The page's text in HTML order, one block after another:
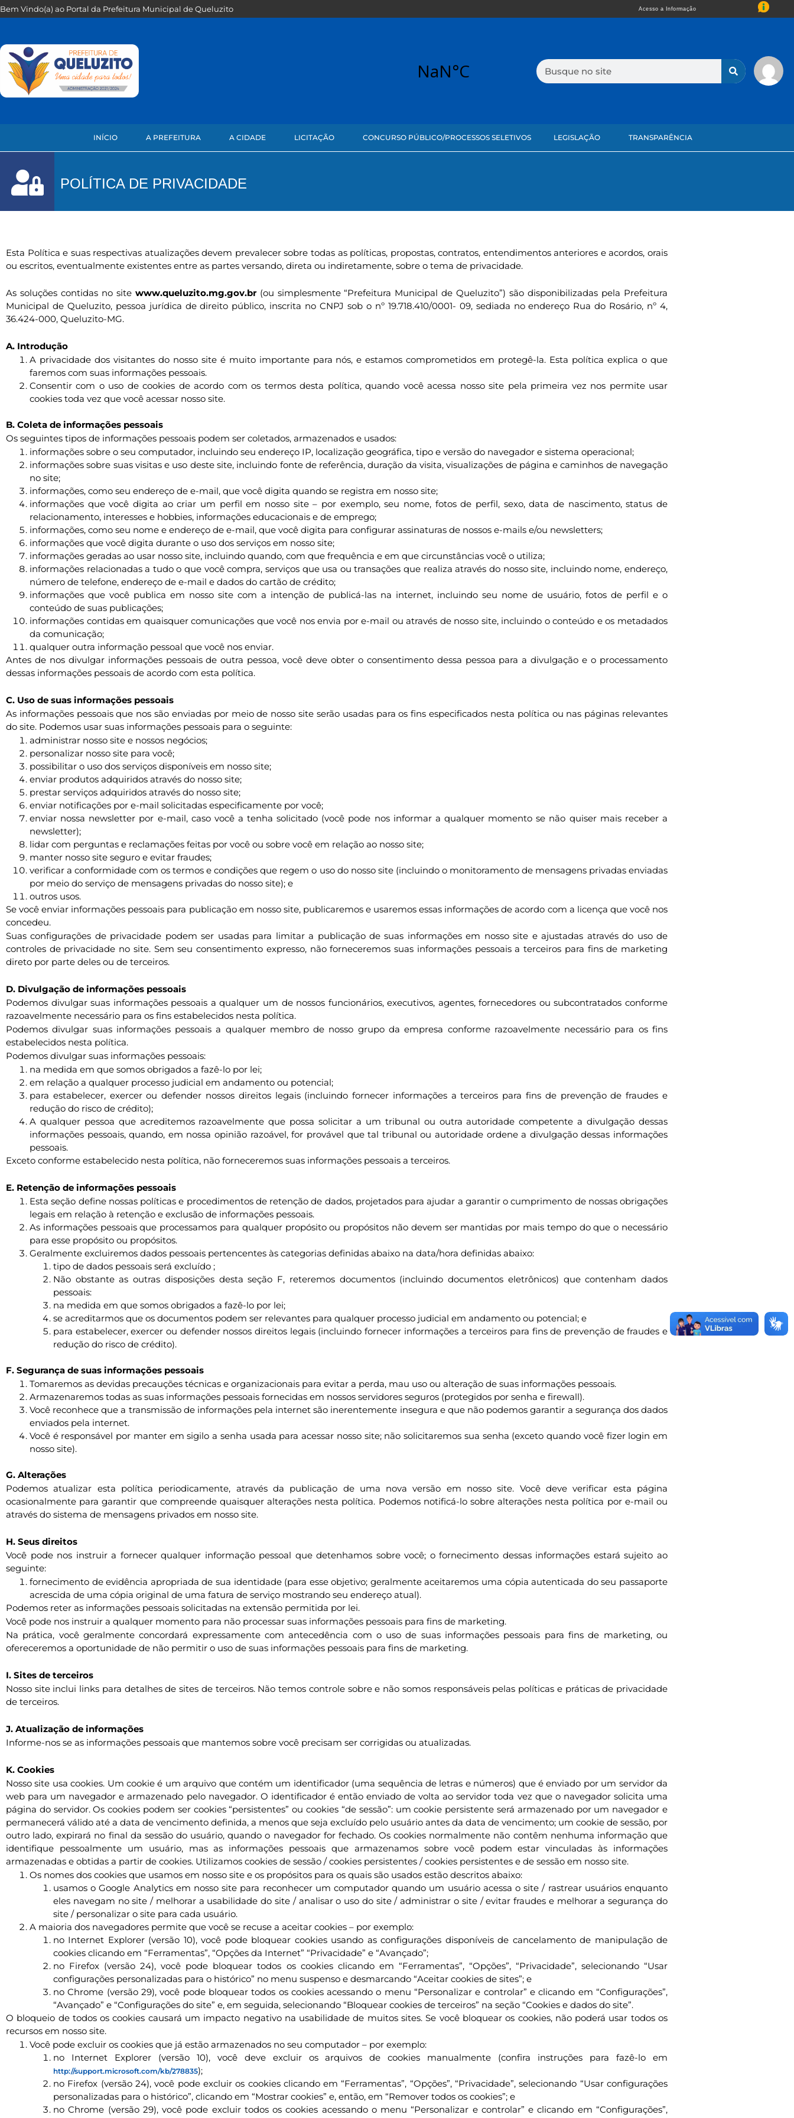
Bem Vindo(a) ao Portal da Prefeitura Municipal de Queluzito Acesso a Informação
INÍCIO A PREFEITURA A CIDADE LICITAÇÃO CONCURSO PÚBLICO/PROCESSOS SELETIVOS LEGISLAÇÃO TRANSPARÊNCIA
POLÍTICA DE PRIVACIDADE
Esta Política e suas respectivas atualizações devem prevalecer sobre todas as políticas, propostas, contratos, entendimentos anteriores e acordos, orais
ou escritos, eventualmente existentes entre as partes versando, direta ou indiretamente, sobre o tema de privacidade.
As soluções contidas no site www.queluzito.mg.gov.br(ou simplesmente “Prefeitura Municipal de Queluzito”) são disponibilizadas pela Prefeitura
Municipal de Queluzito, pessoa jurídica de direito público, inscrita no CNPJ sob o nº 19.718.410/0001- 09, sediada no endereço Rua do Rosário, nº 4,
36.424-000, Queluzito-MG.
A. Introdução
A privacidade dos visitantes do nosso site é muito importante para nós, e estamos comprometidos em protegê-la. Esta política explica o que
faremos com suas informações pessoais.
Consentir com o uso de cookies de acordo com os termos desta política, quando você acessa nosso site pela primeira vez nos permite usar
cookies toda vez que você acessar nosso site.
B. Coleta de informações pessoais
Os seguintes tipos de informações pessoais podem ser coletados, armazenados e usados:
informações sobre o seu computador, incluindo seu endereço IP, localização geográfica, tipo e versão do navegador e sistema operacional;
informações sobre suas visitas e uso deste site, incluindo fonte de referência, duração da visita, visualizações de página e caminhos de navegação
no site;
informações, como seu endereço de e-mail, que você digita quando se registra em nosso site;
informações que você digita ao criar um perfil em nosso site – por exemplo, seu nome, fotos de perfil, sexo, data de nascimento, status de
relacionamento, interesses e hobbies, informações educacionais e de emprego;
informações, como seu nome e endereço de e-mail, que você digita para configurar assinaturas de nossos e-mails e/ou newsletters;
informações que você digita durante o uso dos serviços em nosso site;
informações geradas ao usar nosso site, incluindo quando, com que frequência e em que circunstâncias você o utiliza;
informações relacionadas a tudo o que você compra, serviços que usa ou transações que realiza através do nosso site, incluindo nome, endereço,
número de telefone, endereço de e-mail e dados do cartão de crédito;
informações que você publica em nosso site com a intenção de publicá-las na internet, incluindo seu nome de usuário, fotos de perfil e o
conteúdo de suas publicações;
informações contidas em quaisquer comunicações que você nos envia por e-mail ou através de nosso site, incluindo o conteúdo e os metadados
da comunicação;
qualquer outra informação pessoal que você nos enviar.
Antes de nos divulgar informações pessoais de outra pessoa, você deve obter o consentimento dessa pessoa para a divulgação e o processamento
dessas informações pessoais de acordo com esta política.
C. Uso de suas informações pessoais
As informações pessoais que nos são enviadas por meio de nosso site serão usadas para os fins especificados nesta política ou nas páginas relevantes
do site. Podemos usar suas informações pessoais para o seguinte:
administrar nosso site e nossos negócios;
personalizar nosso site para você;
possibilitar o uso dos serviços disponíveis em nosso site;
enviar produtos adquiridos através do nosso site;
prestar serviços adquiridos através do nosso site;
enviar notificações por e-mail solicitadas especificamente por você;
enviar nossa newsletter por e-mail, caso você a tenha solicitado (você pode nos informar a qualquer momento se não quiser mais receber a
newsletter);
lidar com perguntas e reclamações feitas por você ou sobre você em relação ao nosso site;
manter nosso site seguro e evitar fraudes;
verificar a conformidade com os termos e condições que regem o uso do nosso site (incluindo o monitoramento de mensagens privadas enviadas
por meio do serviço de mensagens privadas do nosso site); e
outros usos.
Se você enviar informações pessoais para publicação em nosso site, publicaremos e usaremos essas informações de acordo com a licença que você nos
concedeu.
Suas configurações de privacidade podem ser usadas para limitar a publicação de suas informações em nosso site e ajustadas através do uso de
controles de privacidade no site. Sem seu consentimento expresso, não forneceremos suas informações pessoais a terceiros para fins de marketing
direto por parte deles ou de terceiros.
D. Divulgação de informações pessoais
Podemos divulgar suas informações pessoais a qualquer um de nossos funcionários, executivos, agentes, fornecedores ou subcontratados conforme
razoavelmente necessário para os fins estabelecidos nesta política.
Podemos divulgar suas informações pessoais a qualquer membro de nosso grupo da empresa conforme razoavelmente necessário para os fins
estabelecidos nesta política.
Podemos divulgar suas informações pessoais:
na medida em que somos obrigados a fazê-lo por lei;
em relação a qualquer processo judicial em andamento ou potencial;
para estabelecer, exercer ou defender nossos direitos legais (incluindo fornecer informações a terceiros para fins de prevenção de fraudes e
redução do risco de crédito);
A qualquer pessoa que acreditemos razoavelmente que possa solicitar a um tribunal ou outra autoridade competente a divulgação dessas
informações pessoais, quando, em nossa opinião razoável, for provável que tal tribunal ou autoridade ordene a divulgação dessas informações
pessoais.
Exceto conforme estabelecido nesta política, não forneceremos suas informações pessoais a terceiros.
E. Retenção de informações pessoais
Esta seção define nossas políticas e procedimentos de retenção de dados, projetados para ajudar a garantir o cumprimento de nossas obrigações
legais em relação à retenção e exclusão de informações pessoais.
As informações pessoais que processamos para qualquer propósito ou propósitos não devem ser mantidas por mais tempo do que o necessário
para esse propósito ou propósitos.
Geralmente excluiremos dados pessoais pertencentes às categorias definidas abaixo na data/hora definidas abaixo:
tipo de dados pessoais será excluído ;
Não obstante as outras disposições desta seção F, reteremos documentos (incluindo documentos eletrônicos) que contenham dados
pessoais:
na medida em que somos obrigados a fazê-lo por lei;
se acreditarmos que os documentos podem ser relevantes para qualquer processo judicial em andamento ou potencial; e
para estabelecer, exercer ou defender nossos direitos legais (incluindo fornecer informações a terceiros para fins de prevenção de fraudes e
redução do risco de crédito).
F. Segurança de suas informações pessoais
Tomaremos as devidas precauções técnicas e organizacionais para evitar a perda, mau uso ou alteração de suas informações pessoais.
Armazenaremos todas as suas informações pessoais fornecidas em nossos servidores seguros (protegidos por senha e firewall).
Você reconhece que a transmissão de informações pela internet são inerentemente insegura e que não podemos garantir a segurança dos dados
enviados pela internet.
Você é responsável por manter em sigilo a senha usada para acessar nosso site; não solicitaremos sua senha (exceto quando você fizer login em
nosso site).
G. Alterações
Podemos atualizar esta política periodicamente, através da publicação de uma nova versão em nosso site. Você deve verificar esta página
ocasionalmente para garantir que compreende quaisquer alterações nesta política. Podemos notificá-lo sobre alterações nesta política por e-mail ou
através do sistema de mensagens privados em nosso site.
H. Seus direitos
Você pode nos instruir a fornecer qualquer informação pessoal que detenhamos sobre você; o fornecimento dessas informações estará sujeito ao
seguinte:
fornecimento de evidência apropriada de sua identidade (para esse objetivo; geralmente aceitaremos uma cópia autenticada do seu passaporte
acrescida de uma cópia original de uma fatura de serviço mostrando seu endereço atual).
Podemos reter as informações pessoais solicitadas na extensão permitida por lei.
Você pode nos instruir a qualquer momento para não processar suas informações pessoais para fins de marketing.
Na prática, você geralmente concordará expressamente com antecedência com o uso de suas informações pessoais para fins de marketing, ou
ofereceremos a oportunidade de não permitir o uso de suas informações pessoais para fins de marketing.
I. Sites de terceiros
Nosso site inclui links para detalhes de sites de terceiros. Não temos controle sobre e não somos responsáveis pelas políticas e práticas de privacidade
de terceiros.
J. Atualização de informações
Informe-nos se as informações pessoais que mantemos sobre você precisam ser corrigidas ou atualizadas.
K. Cookies
Nosso site usa cookies. Um cookie é um arquivo que contém um identificador (uma sequência de letras e números) que é enviado por um servidor da
web para um navegador e armazenado pelo navegador. O identificador é então enviado de volta ao servidor toda vez que o navegador solicita uma
página do servidor. Os cookies podem ser cookies “persistentes” ou cookies “de sessão”: um cookie persistente será armazenado por um navegador e
permanecerá válido até a data de vencimento definida, a menos que seja excluído pelo usuário antes da data de vencimento; um cookie de sessão, por
outro lado, expirará no final da sessão do usuário, quando o navegador for fechado. Os cookies normalmente não contêm nenhuma informação que
identifique pessoalmente um usuário, mas as informações pessoais que armazenamos sobre você podem estar vinculadas às informações
armazenadas e obtidas a partir de cookies. Utilizamos cookies de sessão / cookies persistentes / cookies persistentes e de sessão em nosso site.
Os nomes dos cookies que usamos em nosso site e os propósitos para os quais são usados estão descritos abaixo:
usamos o Google Analytics em nosso site para reconhecer um computador quando um usuário acessa o site / rastrear usuários enquanto
eles navegam no site / melhorar a usabilidade do site / analisar o uso do site / administrar o site / evitar fraudes e melhorar a segurança do
site / personalizar o site para cada usuário.
A maioria dos navegadores permite que você se recuse a aceitar cookies – por exemplo:
no Internet Explorer (versão 10), você pode bloquear cookies usando as configurações disponíveis de cancelamento de manipulação de
cookies clicando em “Ferramentas”, “Opções da Internet” “Privacidade” e “Avançado”;
no Firefox (versão 24), você pode bloquear todos os cookies clicando em “Ferramentas”, “Opções”, “Privacidade”, selecionando “Usar
configurações personalizadas para o histórico” no menu suspenso e desmarcando “Aceitar cookies de sites”; e
no Chrome (versão 29), você pode bloquear todos os cookies acessando o menu “Personalizar e controlar” e clicando em “Configurações”,
“Avançado” e “Configurações do site” e, em seguida, selecionando “Bloquear cookies de terceiros” na seção “Cookies e dados do site”.
O bloqueio de todos os cookies causará um impacto negativo na usabilidade de muitos sites. Se você bloquear os cookies, não poderá usar todos os
recursos em nosso site.
Você pode excluir os cookies que já estão armazenados no seu computador – por exemplo:
no Internet Explorer (versão 10), você deve excluir os arquivos de cookies manualmente (confira instruções para fazê-lo em
http://support.microsoft.com/kb/278835);
no Firefox (versão 24), você pode excluir os cookies clicando em “Ferramentas”, “Opções”, “Privacidade”, selecionando “Usar configurações
personalizadas para o histórico”, clicando em “Mostrar cookies” e, então, em “Remover todos os cookies”; e
no Chrome (versão 29), você pode excluir todos os cookies acessando o menu “Personalizar e controlar” e clicando em “Configurações”,